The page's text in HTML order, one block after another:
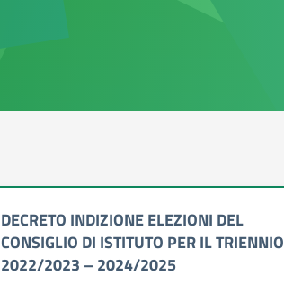
DECRETO INDIZIONE ELEZIONI DEL
CONSIGLIO DI ISTITUTO PER IL TRIENNIO
2022/2023 – 2024/2025